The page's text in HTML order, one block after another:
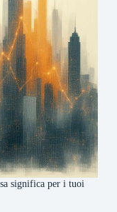
significa per i tuoi